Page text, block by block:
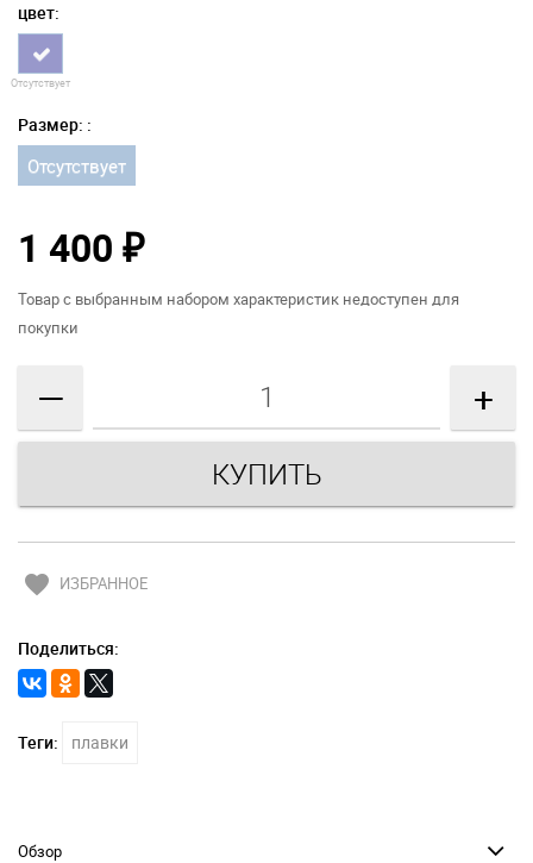
цвет:
Отсутствует
Размер: :
Отсутствует
1 400 ₽
Товар с выбранным набором характеристик недоступен для
покупки
— +
favorite ИЗБРАННОЕ
Поделиться:
Теги: плавки
Обзор